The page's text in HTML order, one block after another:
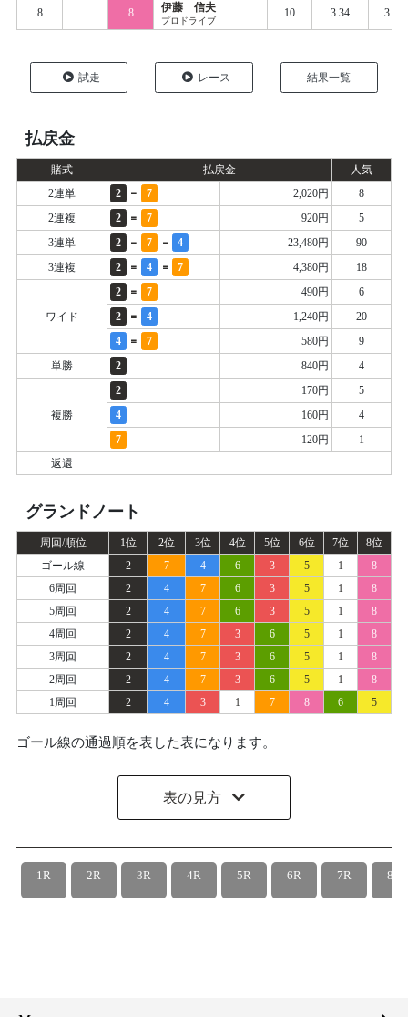
8 8 伊藤 信夫
プロドライブ
10 3.34 3.441
試走 レース 結果一覧
払戻金
賭式 払戻金
人気
2連単
2 - 7 2,020円
8
2連複
2 = 7 920円
5
3連単
2 - 7 - 4 23,480円
90
3連複
2 = 4 = 7 4,380円 18
ワイド
2 = 7 490円
6
2
= 4 1,240円
20
4
= 7 580円
9
単勝
2 840円 4
複勝
2 170円
5
4
160円
4
7
120円
1
返還
グランドノート
周回/順位 1位 2位 3位 4位 5位 6位 7位
8位
ゴール線
2 7 4 6 3 5 1
8
6周回
2 4 7 6 3 5 1
8
5周回
2 4 7 6 3 5 1
8
4周回
2 4 7 3 6 5 1
8
3周回
2 4 7 3 6 5 1
8
2周回
2 4 7 3 6 5 1
8
1周回
2 4 3 1 7 8 6 5
ゴール線の通過順を表した表になります。
表の見方
1R 2R 3R 4R 5R 6R 7R 8R